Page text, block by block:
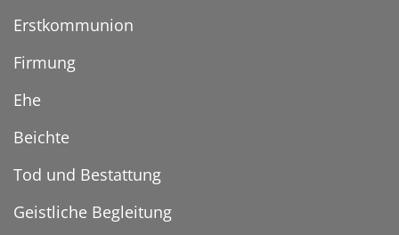
Erstkommunion
Firmung
Ehe
Beichte
Tod und Bestattung
Geistliche Begleitung